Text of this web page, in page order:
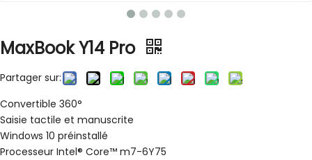
MaxBook Y14 Pro
Partager sur:
Convertible 360°
Saisie tactile et manuscrite
Windows 10 préinstallé
Processeur Intel® Core™ m7-6Y75